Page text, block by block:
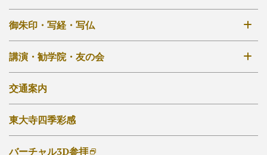
明治から現在
境内案内図
大仏殿
法華堂（三月堂）
その他のお堂
年中行事一覧
秘仏開扉について
ご祈祷について
御朱印・写経・写仏
御朱印について
写経・写仏について
ご自宅でのお写経・写仏
講演・勧学院・友の会
講演会・催事
東大寺勧学院
東大寺友の会
大仏奉賛会
外部リンク他
交通案内
東大寺四季彩感
バーチャル3D参拝